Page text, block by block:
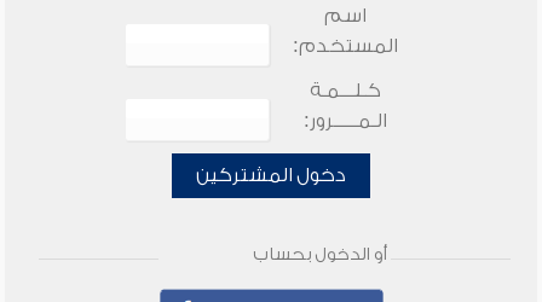
اسم
المستخدم:
كـلـــمـة
الـمـــــرور:
دخول المشتركين
أو الدخول بحساب